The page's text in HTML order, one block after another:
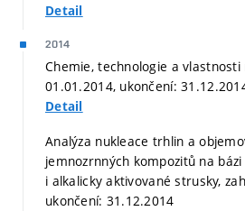
Detail
2014
Chemie, technologie a
01.01.2014, ukončení:
Detail
Analýza nukleace trhlin a
jemnozrnných kompozitů na
i alkalicky aktivované strusky,
ukončení: 31.12.2014